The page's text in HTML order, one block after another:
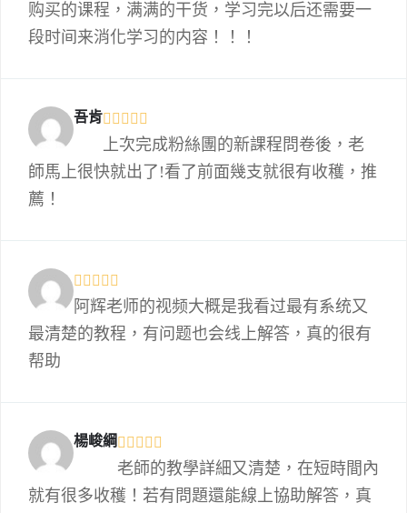
购买的课程，满满的干货，学习完以后还需要一
段时间来消化学习的内容！！！
吾肯
上次完成粉絲團的新課程問卷後，老
師馬上很快就出了!看了前面幾支就很有收穫，推
薦！
阿辉老师的视频大概是我看过最有系统又
最清楚的教程，有问题也会线上解答，真的很有
帮助
楊峻綱
老師的教學詳細又清楚，在短時間內
就有很多收穫！若有問題還能線上協助解答，真